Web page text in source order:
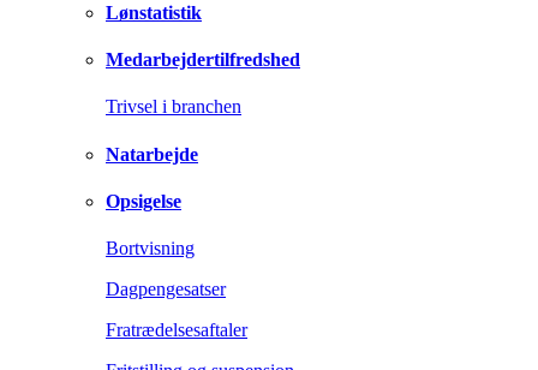
Lønstatistik
Medarbejdertilfredshed
Trivsel i branchen
Natarbejde
Opsigelse
Bortvisning
Dagpengesatser
Fratrædelsesaftaler